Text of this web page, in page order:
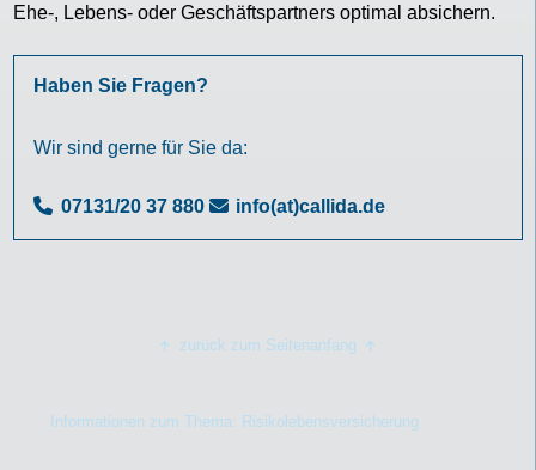
Ehe-, Lebens- oder Geschäftspartners optimal absichern.
Haben Sie Fragen?
Wir sind gerne für Sie da:
07131/20 37 880 info(at)callida.de
zurück zum Seitenanfang
Informationen zum Thema: Risikolebensversicherung